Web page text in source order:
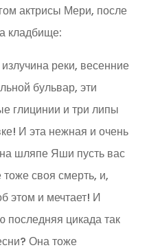
актрисы Мери, после
кладбище:
реки, весенние
бульвар, эти
глицинии и три липы
И эта нежная и очень
шляпе Яши пусть вас
своя смерть, и,
этом и мечтает! И
последняя цикада так
Она тоже